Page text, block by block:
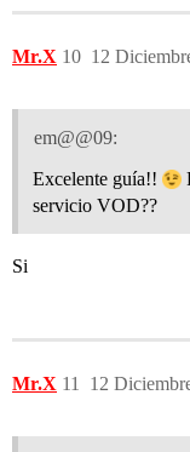
Mr.X 12
10
em@@09:
Excelente guía!!
servicio VOD??
Si
Mr.X 12
11